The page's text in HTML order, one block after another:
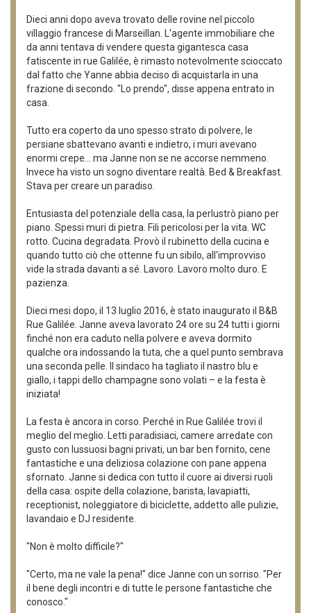
Dieci anni dopo aveva trovato delle rovine nel piccolo
villaggio francese di Marseillan. L'agente immobiliare che
da anni tentava di vendere questa gigantesca casa
fatiscente in rue Galilée, è rimasto notevolmente scioccato
dal fatto che Yanne abbia deciso di acquistarla in una
frazione di secondo. "Lo prendo", disse appena entrato in
casa.
Tutto era coperto da uno spesso strato di polvere, le
persiane sbattevano avanti e indietro, i muri avevano
enormi crepe... ma Janne non se ne accorse nemmeno.
Invece ha visto un sogno diventare realtà. Bed & Breakfast.
Stava per creare un paradiso.
Entusiasta del potenziale della casa, la perlustrò piano per
piano. Spessi muri di pietra. Fili pericolosi per la vita. WC
rotto. Cucina degradata. Provò il rubinetto della cucina e
quando tutto ciò che ottenne fu un sibilo, all'improvviso
vide la strada davanti a sé. Lavoro. Lavoro molto duro. E
pazienza.
Dieci mesi dopo, il 13 luglio 2016, è stato inaugurato il B&B
Rue Galilée. Janne aveva lavorato 24 ore su 24 tutti i giorni
finché non era caduto nella polvere e aveva dormito
qualche ora indossando la tuta, che a quel punto sembrava
una seconda pelle. Il sindaco ha tagliato il nastro blu e
giallo, i tappi dello champagne sono volati – e la festa è
iniziata!
La festa è ancora in corso. Perché in Rue Galilée trovi il
meglio del meglio. Letti paradisiaci, camere arredate con
gusto con lussuosi bagni privati, un bar ben fornito, cene
fantastiche e una deliziosa colazione con pane appena
sfornato. Janne si dedica con tutto il cuore ai diversi ruoli
della casa: ospite della colazione, barista, lavapiatti,
receptionist, noleggiatore di biciclette, addetto alle pulizie,
lavandaio e DJ residente.
"Non è molto difficile?"
"Certo, ma ne vale la pena!" dice Janne con un sorriso. "Per
il bene degli incontri e di tutte le persone fantastiche che
conosco."